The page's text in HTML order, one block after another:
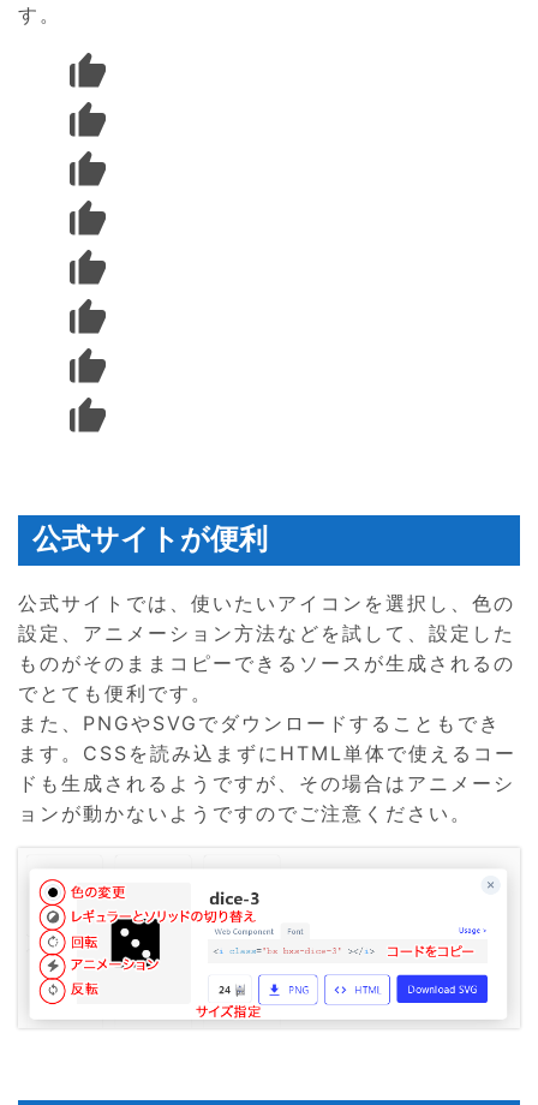
す。
公式サイトが便利
公式サイトでは、使いたいアイコンを選択し、色の
設定、アニメーション方法などを試して、設定した
ものがそのままコピーできるソースが生成されるの
でとても便利です。
また、PNGやSVGでダウンロードすることもでき
ます。CSSを読み込まずにHTML単体で使えるコー
ドも生成されるようですが、その場合はアニメーシ
ョンが動かないようですのでご注意ください。